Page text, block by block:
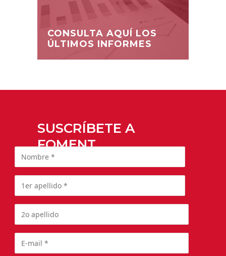
CONSULTA AQUÍ LOS
ÚLTIMOS INFORMES
SUSCRÍBETE A
FOMENT